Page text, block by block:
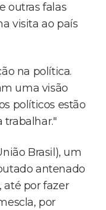
outras falas
visita ao país
na política.
uma visão
políticos estão
trabalhar."
Brasil), um
antenado
até por fazer
por